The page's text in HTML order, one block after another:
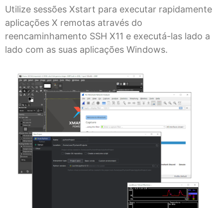
Utilize sessões Xstart para executar rapidamente
aplicações X remotas através do
reencaminhamento SSH X11 e executá-las lado a
lado com as suas aplicações Windows.